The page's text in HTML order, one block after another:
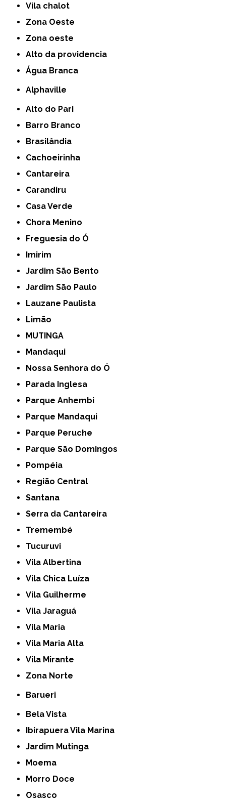
Vila chalot
Zona Oeste
Zona oeste
alto da providencia
Água Branca
Alphaville
Alto do Pari
Barro Branco
Brasilândia
Cachoeirinha
Cantareira
Carandiru
Casa Verde
Chora Menino
Freguesia do Ó
Imirim
Jardim São Bento
Jardim São Paulo
Lauzane Paulista
Limão
MUTINGA
Mandaqui
Nossa Senhora do Ó
Parada Inglesa
Parque Anhembi
Parque Mandaqui
Parque Peruche
Parque São Domingos
Pompéia
Região Central
Santana
Serra da Cantareira
Tremembé
Tucuruvi
Vila Albertina
Vila Chica Luíza
Vila Guilherme
Vila Jaraguá
Vila Maria
Vila Maria Alta
Vila Mirante
Zona Norte
Barueri
Bela Vista
Ibirapuera Vila Marina
Jardim Mutinga
Moema
Morro Doce
Osasco